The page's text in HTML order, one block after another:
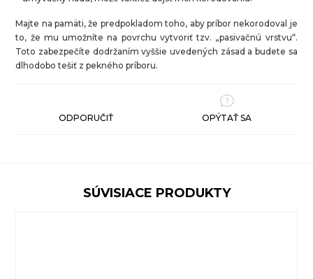
Majte na pamäti, že predpokladom toho, aby príbor nekorodoval je
to, že mu umožníte na povrchu vytvoriť tzv. „pasivačnú vrstvu“.
Toto zabezpečíte dodržaním vyššie uvedených zásad a budete sa
dlhodobo tešiť z pekného príboru.
ODPORUČIŤ OPÝTAŤ SA
SÚVISIACE PRODUKTY